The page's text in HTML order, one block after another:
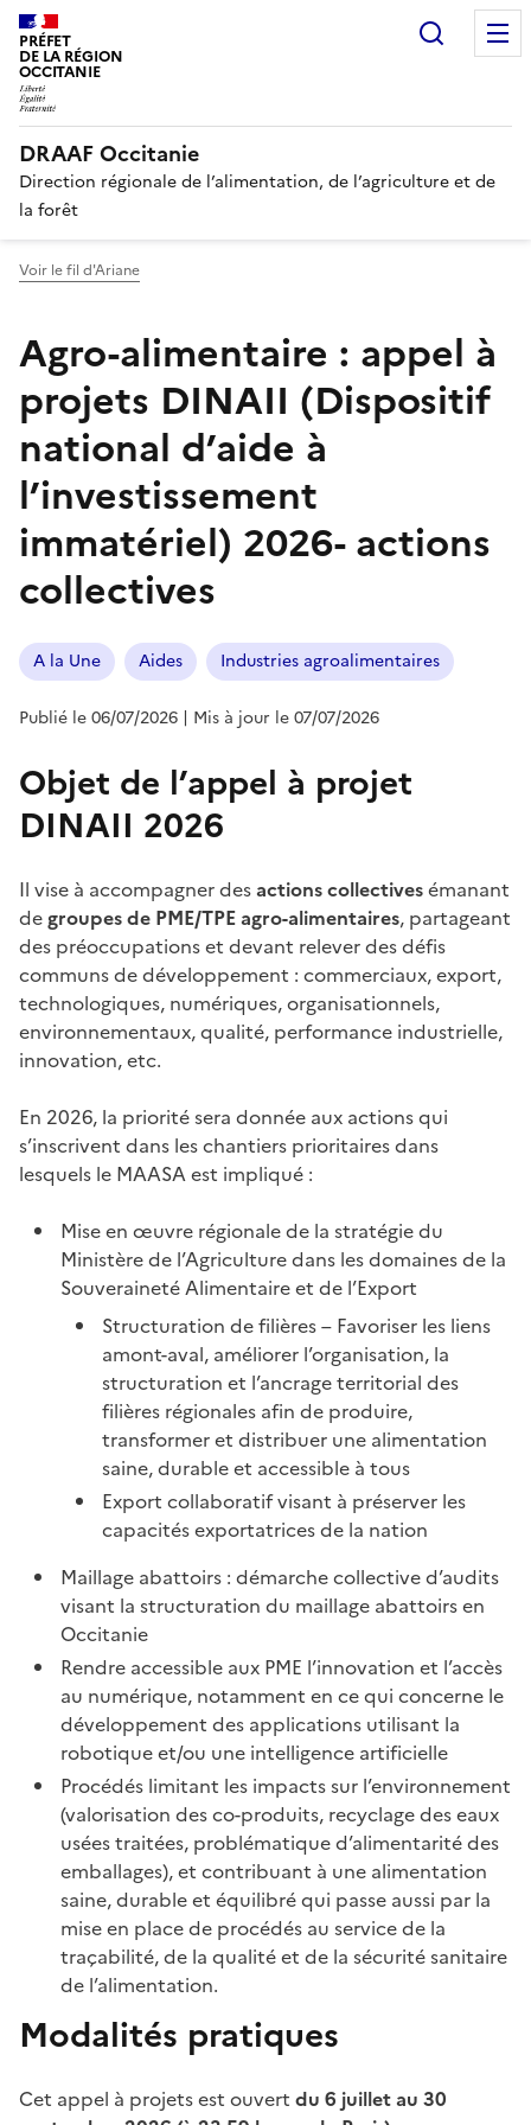
PRÉFET
DE LA RÉGION
OCCITANIE
DRAAF Occitanie
Direction régionale de l’alimentation, de l’agriculture et de
la forêt
Voir le fil d'Ariane
Agro-alimentaire : appel à
projets DINAII (Dispositif
national d’aide à
l’investissement
immatériel) 2026- actions
collectives
A la Une Aides Industries agroalimentaires
Publié le 06/07/2026 | Mis à jour le 07/07/2026
Objet de l’appel à projet
DINAII 2026
Il vise à accompagner desactions collectivesémanant
de groupes de PME/TPE agro-alimentaires, partageant
des préoccupations et devant relever des défis
communs de développement : commerciaux, export,
technologiques, numériques, organisationnels,
environnementaux, qualité, performance industrielle,
innovation, etc.
En 2026, la priorité sera donnée aux actions qui
s’inscrivent dans les chantiers prioritaires dans
lesquels le MAASA est impliqué :
Mise en œuvre régionale de la stratégie du
Ministère de l’Agriculture dans les domaines de la
Souveraineté Alimentaire et de l’Export
Structuration de filières – Favoriser les liens
amont-aval, améliorer l’organisation, la
structuration et l’ancrage territorial des
filières régionales afin de produire,
transformer et distribuer une alimentation
saine, durable et accessible à tous
Export collaboratif visant à préserver les
capacités exportatrices de la nation
Maillage abattoirs : démarche collective d’audits
visant la structuration du maillage abattoirs en
Occitanie
Rendre accessible aux PME l’innovation et l’accès
au numérique, notamment en ce qui concerne le
développement des applications utilisant la
robotique et/ou une intelligence artificielle
Procédés limitant les impacts sur l’environnement
(valorisation des co-produits, recyclage des eaux
usées traitées, problématique d’alimentarité des
emballages), et contribuant à une alimentation
saine, durable et équilibré qui passe aussi par la
mise en place de procédés au service de la
traçabilité, de la qualité et de la sécurité sanitaire
de l’alimentation.
Modalités pratiques
Cet appel à projets est ouvert du 6 juillet au 30